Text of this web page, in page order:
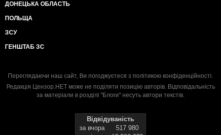
ДОНЕЦЬКА ОБЛАСТЬ
ПОЛЬЩА
ЗСУ
ГЕНШТАБ ЗС
Переглядаючи наш сайт, Ви погоджуєтеся з політикою конфіденційності.
Редакція Цензор.НЕТ може не поділяти позицію авторів. Відповідальність
за матеріали в розділі "Блоги" несуть автори текстів.
Відвідуваність
за вчора
517 980